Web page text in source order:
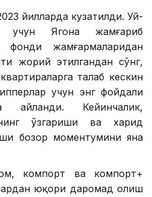
йилларда кузатилди. Уй-
Ягона жамғариб
фонди жамғармаларидан
жорий этилгандан сўнг,
талаб кескин
учун энг фойдали
айланди. Кейинчалик,
ўзгариши ва харид
бозор моментумини яна
компорт ва компорт+
юқори даромад олиш